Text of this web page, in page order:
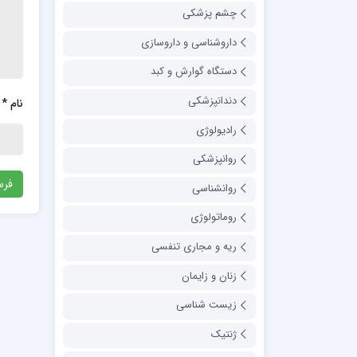
نام*
چشم پزشکی
داروشناسی و داروسازی
دستگاه گوارش و کبد
دندانپزشکی
رادیولوژی
روانپزشکی
روانشناسی
روماتولوژی
ریه و مجاری تنفسی
زنان و زایمان
زیست شناسی
ژنتیک